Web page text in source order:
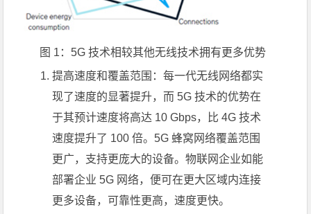
图 1：5G 技术相较其他无线技术拥有更多优势
提高速度和覆盖范围：每一代无线网络都实
现了速度的显著提升，而 5G 技术的优势在
于其预计速度将高达 10 Gbps，比 4G 技术
速度提升了 100 倍。5G 蜂窝网络覆盖范围
更广，支持更庞大的设备。物联网企业如能
部署企业 5G 网络，便可在更大区域内连接
更多设备，可靠性更高，速度更快。